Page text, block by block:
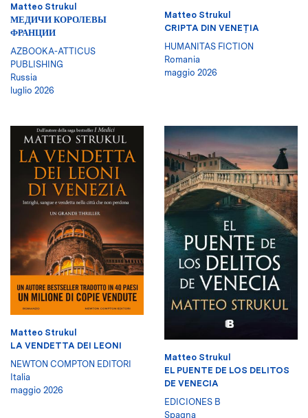
Matteo Strukul
МЕДИЧИ КОРОЛЕВЫ
ФРАНЦИИ
AZBOOKA-ATTICUS
PUBLISHING
Russia
luglio 2026
Matteo Strukul
CRIPTA DIN VENEŢIA
HUMANITAS FICTION
Romania
maggio 2026
Matteo Strukul
LA VENDETTA DEI LEONI
NEWTON COMPTON EDITORI
Italia
maggio 2026
Matteo Strukul
EL PUENTE DE LOS DELITOS
DE VENECIA
EDICIONES B
Spagna